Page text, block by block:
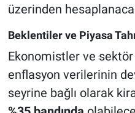
üzerinden
Beklentiler ve Piyasa
Ekonomistler ve sektör
enflasyon verilerinin
seyrine bağlı olarak